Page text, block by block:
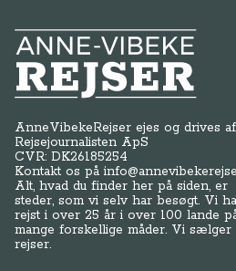
Anne-Vibeke Rejser
AnneVibekeRejser ejes og drives af
Rejsejournalisten ApS
CVR: DK26185254
Kontakt os på
Alt, hvad du finder her på siden, er
steder, som vi selv har besøgt. Vi
rejst i over 25 år i over 100 lande
mange forskellige måder. Vi sælger
rejser.